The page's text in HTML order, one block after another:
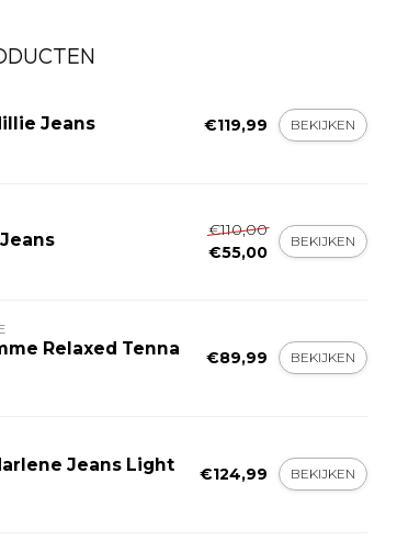
Jeans €119,99 BEKIJKEN
€110,00
€55,00
BEKIJKEN
Relaxed Tenna €89,99 BEKIJKEN
Jeans Light €124,99 BEKIJKEN